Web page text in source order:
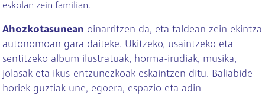
eskolan zein familian.
Ahozkotasunean oinarritzen da, eta taldean zein ekintza
autonomoan gara daiteke. Ukitzeko, usaintzeko eta
sentitzeko album ilustratuak, horma-irudiak, musika,
jolasak eta ikus-entzunezkoak eskaintzen ditu. Baliabide
horiek guztiak une, egoera, espazio eta adin